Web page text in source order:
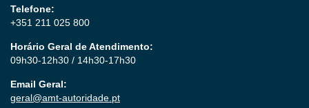
Telefone:
+351 211 025 800
Horário Geral de Atendimento:
09h30-12h30 / 14h30-17h30
Email Geral:
geral@amt-autoridade.pt